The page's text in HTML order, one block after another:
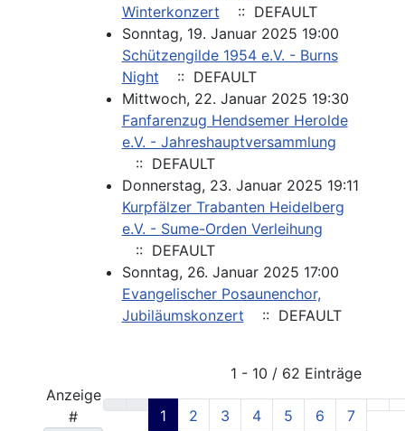
Winterkonzert
:: DEFAULT
Sonntag, 19. Januar 2025 19:00
Schützengilde 1954 e.V. - Burns
Night
:: DEFAULT
Mittwoch, 22. Januar 2025 19:30
Fanfarenzug Hendsemer Herolde
e.V. - Jahreshauptversammlung
:: DEFAULT
Donnerstag, 23. Januar 2025 19:11
Kurpfälzer Trabanten Heidelberg
e.V. - Sume-Orden Verleihung
:: DEFAULT
Sonntag, 26. Januar 2025 17:00
Evangelischer Posaunenchor,
Jubiläumskonzert
:: DEFAULT
1 - 10 / 62 Einträge
Anzeige
#
1 2 3 4 5 6 7